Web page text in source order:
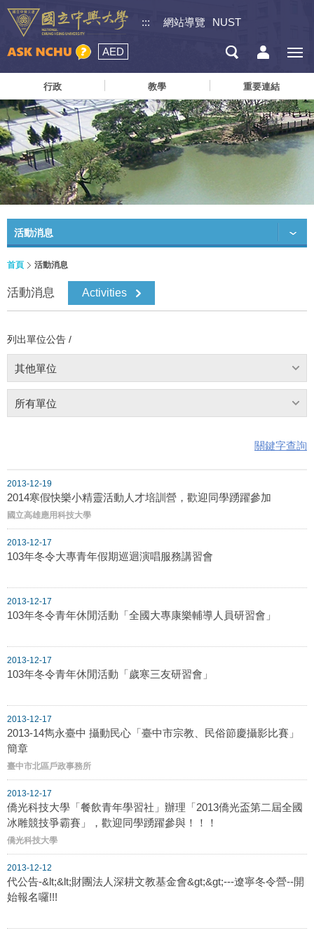
::: 網站導覽 NUST
AED
行政 教學 重要連結
活動消息
首頁 活動消息
活動消息 Activities
列出單位公告 /
其他單位
所有單位
關鍵字查詢
2013-12-19
2014寒假快樂小精靈活動人才培訓營，歡迎同學踴躍參加
國立高雄應用科技大學
2013-12-17
103年冬令大專青年假期巡迴演唱服務講習會
2013-12-17
103年冬令青年休閒活動「全國大專康樂輔導人員研習會」
2013-12-17
103年冬令青年休閒活動「歲寒三友研習會」
2013-12-17
2013-14雋永臺中 攝動民心「臺中市宗教、民俗節慶攝影比賽」
簡章
臺中市北區戶政事務所
2013-12-17
僑光科技大學「餐飲青年學習社」辦理「2013僑光盃第二屆全國
冰雕競技爭霸賽」，歡迎同學踴躍參與！！！
僑光科技大學
2013-12-12
代公告-&lt;&lt;財團法人深耕文教基金會&gt;&gt;---遼寧冬令營--開
始報名囉!!!